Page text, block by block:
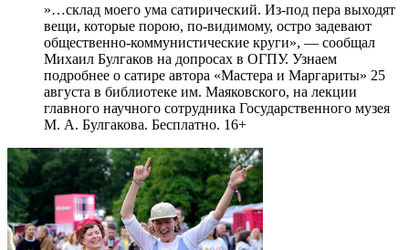
»…склад моего ума сатирический. Из-под пера выходят
вещи, которые порою, по-видимому, остро задевают
общественно-коммунистические круги», — сообщал
Михаил Булгаков на допросах в ОГПУ. Узнаем
подробнее о сатире автора «Мастера и Маргариты» 25
августа в библиотеке им. Маяковского, на лекции
главного научного сотрудника Государственного музея
М. А. Булгакова. Бесплатно. 16+